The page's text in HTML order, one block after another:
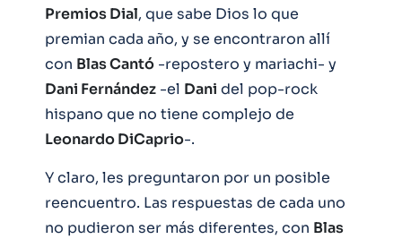
Premios Dial, que sabe Dios lo que
premian cada año, y se encontraron allí
con Blas Cantó -repostero y mariachi- y
Dani Fernández -el Dani del pop-rock
hispano que no tiene complejo de
Leonardo DiCaprio-.
Y claro, les preguntaron por un posible
reencuentro. Las respuestas de cada uno
no pudieron ser más diferentes, con Blas